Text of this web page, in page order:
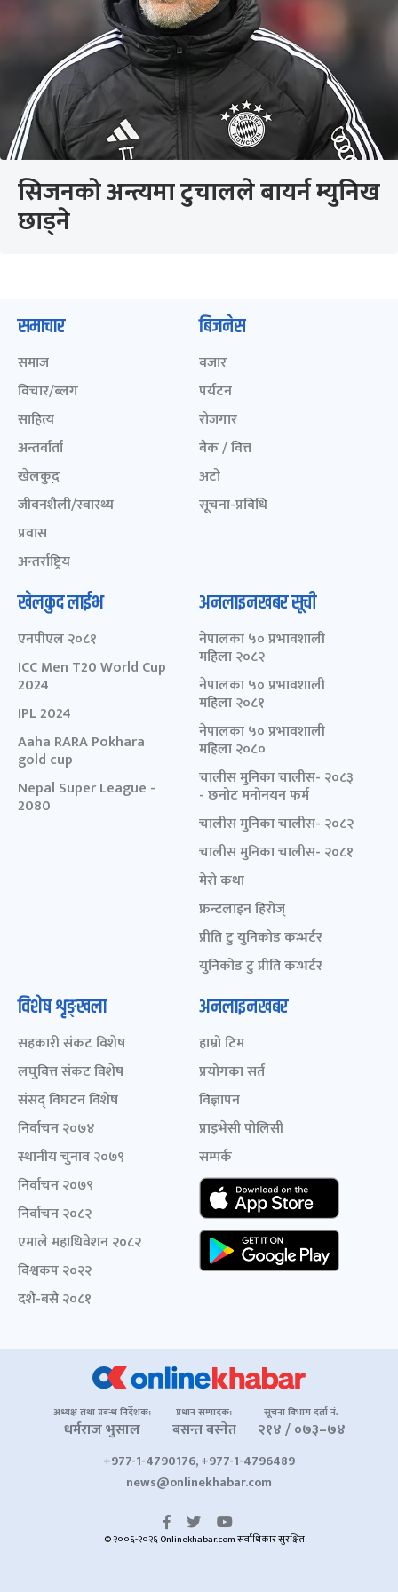
सिजनको अन्त्यमा टुचालले बायर्न म्युनिख
छाड्ने
समाचार
समाज
विचार/ब्लग
साहित्य
अन्तर्वार्ता
खेलकुद़़
जीवनशैली/स्वास्थ्य
प्रवास
अन्तर्राष्ट्रिय
बिजनेस
बजार
पर्यटन
रोजगार
बैंक / वित्त
अटो
सूचना-प्रविधि
खेलकुद लाईभ
एनपीएल २०८१
ICC Men T20 World Cup
2024
IPL 2024
Aaha RARA Pokhara
gold cup
Nepal Super League -
2080
अनलाइनखबर सूची
नेपालका ५० प्रभावशाली
महिला २०८२
नेपालका ५० प्रभावशाली
महिला २०८१
नेपालका ५० प्रभावशाली
महिला २०८०
चालीस मुनिका चालीस- २०८३
- छनोट मनोनयन फर्म
चालीस मुनिका चालीस- २०८२
चालीस मुनिका चालीस- २०८१
मेरो कथा
फ्रन्टलाइन हिरोज्
प्रीति टु युनिकोड कन्भर्टर
युनिकोड टु प्रीति कन्भर्टर
विशेष शृङ्खला
सहकारी संकट विशेष
लघुवित्त संकट विशेष
संसद् विघटन विशेष
निर्वाचन २०७४
स्थानीय चुनाव २०७९
निर्वाचन २०७९
निर्वाचन २०८२
एमाले महाधिवेशन २०८२
विश्वकप २०२२
दशैं-बसैं २०८१
अनलाइनखबर
हाम्रो टिम
प्रयोगका सर्त
विज्ञापन
प्राइभेसी पोलिसी
सम्पर्क
अध्यक्ष तथा प्रबन्ध निर्देशक:
धर्मराज भुसाल
प्रधान सम्पादक:
बसन्त बस्नेत
सूचना विभाग दर्ता नं.
२१४ / ०७३–७४
+977-1-4790176, +977-1-4796489
news@onlinekhabar.com
© २००६-२०२६ Onlinekhabar.com सर्वाधिकार सुरक्षित